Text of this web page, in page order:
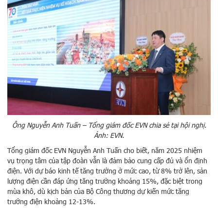
Ông Nguyễn Anh Tuấn – Tổng giám đốc EVN chia sẻ tại hội nghị.
Ảnh: EVN.
Tổng giám đốc EVN Nguyễn Anh Tuấn cho biết, năm 2025 nhiệm
vụ trọng tâm của tập đoàn vẫn là đảm bảo cung cấp đủ và ổn định
điện. Với dự báo kinh tế tăng trưởng ở mức cao, từ 8% trở lên, sản
lượng điện cần đáp ứng tăng trưởng khoảng 15%, đặc biệt trong
mùa khô, dù kịch bản của Bộ Công thương dự kiến mức tăng
trưởng điện khoảng 12-13%.